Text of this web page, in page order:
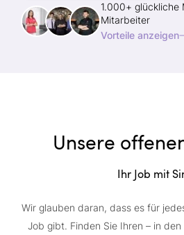
1.000+ glückliche
Mitarbeiter
Vorteile anzeigen
Unsere
Ihr Job mit
Wir glauben daran, dass es für
Job gibt. Finden Sie Ihren – in